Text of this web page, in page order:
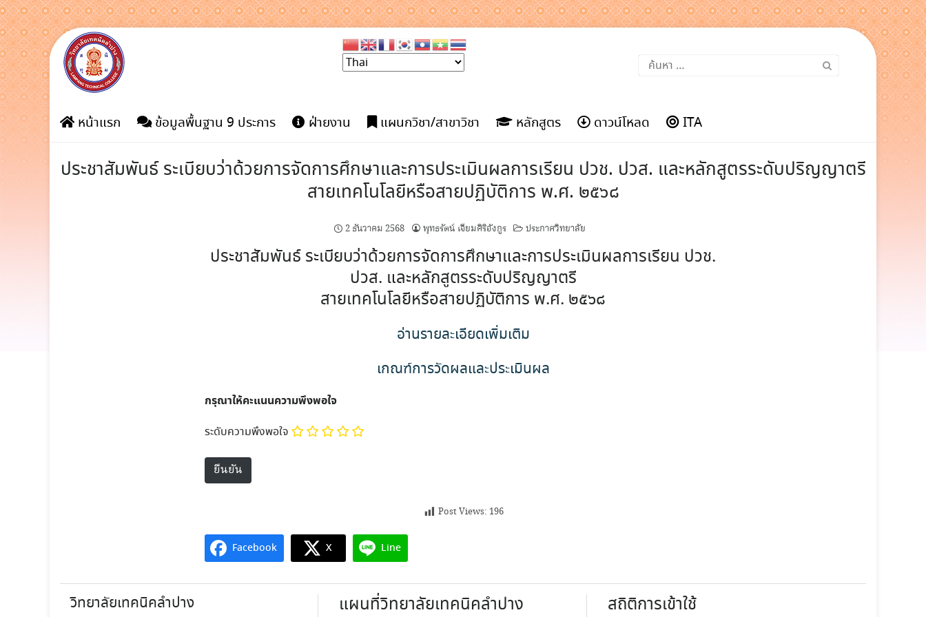
Skip
to
content
ค้นหา
สำหรับ:
หน้าแรก ข้อมูลพื้นฐาน 9 ประการ ฝ่ายงาน แผนกวิชา/สาขาวิชา หลักสูตร ดาวน์โหลด ITA
ประชาสัมพันธ์ ระเบียบว่าด้วยการจัดการศึกษาและการประเมินผลการเรียน ปวช. ปวส. และหลักสูตรระดับปริญญาตรี
สายเทคโนโลยีหรือสายปฏิบัติการ พ.ศ. ๒๕๖๘
2 ธันวาคม 2568 พุทธรัตน์ เจียมศิริอังกูร ประกาศวิทยาลัย
ประชาสัมพันธ์ ระเบียบว่าด้วยการจัดการศึกษาและการประเมินผลการเรียน ปวช.
ปวส. และหลักสูตรระดับปริญญาตรี
สายเทคโนโลยีหรือสายปฏิบัติการ พ.ศ. ๒๕๖๘
อ่านรายละเอียดเพิ่มเติม
เกณฑ์การวัดผลและประเมินผล
กรุณาให้คะแนนความพึงพอใจ
ระดับความพึงพอใจ
Post Views: 196
Facebook X Line
วิทยาลัยเทคนิคลำปาง แผนที่วิทยาลัยเทคนิคลำปาง สถิติการเข้าใช้